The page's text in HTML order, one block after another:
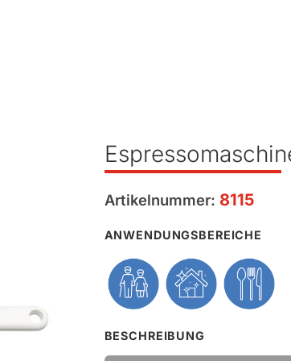
Artikelnummer: 8115
ANWENDUNGSBEREICHE
BESCHREIBUNG